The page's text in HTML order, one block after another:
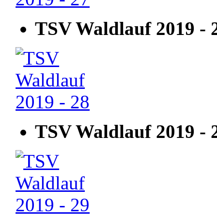
TSV Waldlauf 2019 -
TSV Waldlauf 2019 -